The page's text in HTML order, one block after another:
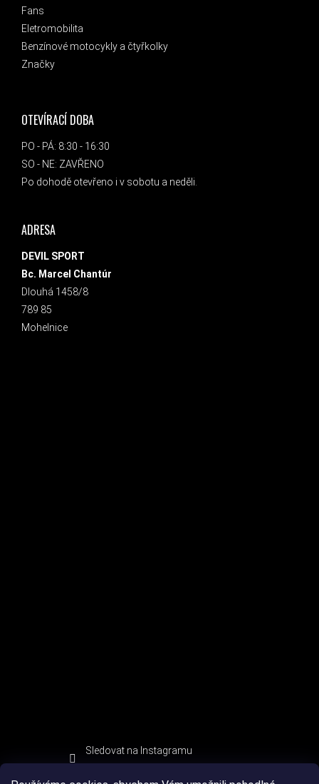
Fans
Eletromobilita
Benzínové motocykly a čtyřkolky
Značky
OTEVÍRACÍ DOBA
PO - PÁ: 8:30 - 16:30
SO - NE: ZAVŘENO
Po dohodě otevřeno i v sobotu a neděli.
ADRESA
DEVIL SPORT
Bc. Marcel Chantúr
Dlouhá 1458/8
789 85
Mohelnice
Sledovat na Instagramu